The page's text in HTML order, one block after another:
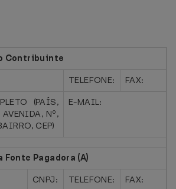
Contribuinte
TELEFONE:
FAX:
(PAÍS,
Nº,
CEP)
E-MAIL:
Pagadora (A)
CNPJ: TELEFONE:
FAX: